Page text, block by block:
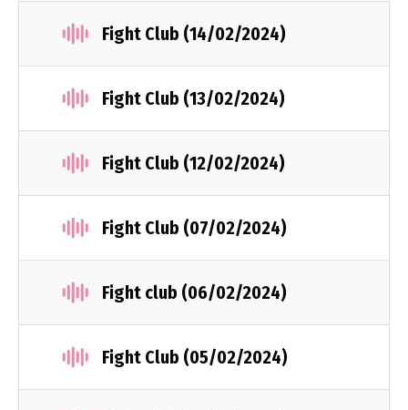
Fight Club (14/02/2024)
Fight Club (13/02/2024)
Fight Club (12/02/2024)
Fight Club (07/02/2024)
Fight club (06/02/2024)
Fight Club (05/02/2024)